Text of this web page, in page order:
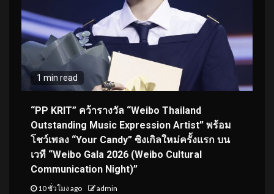
1 min read
“PP KRIT” คว้ารางวัล “Weibo Thailand
Outstanding Music Expression Artist” พร้อม
โชว์เพลง “Your Candy” ซิงเกิลใหม่ครั้งแรก บน
เวที “Weibo Gala 2026 (Weibo Cultural
Communication Night)”
10 ชั่วโมง ago admin